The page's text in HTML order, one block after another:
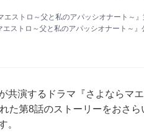
ストロ～父と私のアパッシオナート～
ストロ～父と私のアパッシオナート～』
共演するドラマ『さよならマ
た第8話のストーリーをおさ
。